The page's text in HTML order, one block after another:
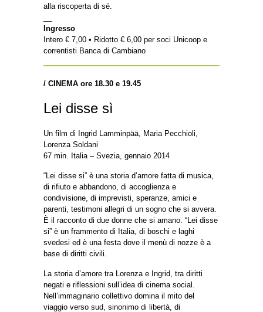
alla riscoperta di sé.
Ingresso
Intero € 7,00 • Ridotto € 6,00 per soci Unicoop e
correntisti Banca di Cambiano
/ CINEMA ore 18.30 e 19.45
Lei disse sì
Un film di Ingrid Lamminpää, Maria Pecchioli,
Lorenza Soldani
67 min. Italia – Svezia, gennaio 2014
“Lei disse si” è una storia d’amore fatta di musica,
di rifiuto e abbandono, di accoglienza e
condivisione, di imprevisti, speranze, amici e
parenti, testimoni allegri di un sogno che si avvera.
È il racconto di due donne che si amano. “Lei disse
si” è un frammento di Italia, di boschi e laghi
svedesi ed è una festa dove il menù di nozze è a
base di diritti civili.
La storia d’amore tra Lorenza e Ingrid, tra diritti
negati e riflessioni sull’idea di cinema social.
Nell’immaginario collettivo domina il mito del
viaggio verso sud, sinonimo di libertà, di